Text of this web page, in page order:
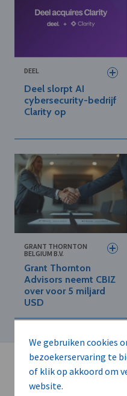
We gebruiken cookies
bezoekerservaring te
of klik op akkoord om
website.
DEEL
Deel slorpt AI
cybersecurity-bedrijf
Clarity op
GRANT THORNTON
BELGIUM B.V.
Grant Thornton
Advisors neemt CBIZ
over voor 5 miljard
USD